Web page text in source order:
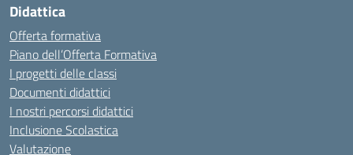
Didattica
Offerta formativa
Piano dell’Offerta Formativa
I progetti delle classi
Documenti didattici
I nostri percorsi didattici
Inclusione Scolastica
Valutazione